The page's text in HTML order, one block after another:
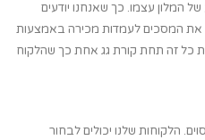
המלון עצמו. כך שאנחנו יודעים
את המסכים לעמדות מכירה באמצעות
כל זה תחת קורת גג אחת כך שהלקוח
הלקוחות שלנו יכולים לבחור